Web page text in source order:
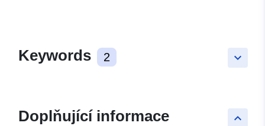
keyboard_arrow_down
Keywords 2
keyboard_arrow_up
Doplňující informace